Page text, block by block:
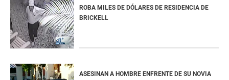
ROBA MILES DE DÓLARES DE RESIDENCIA DE
BRICKELL
ASESINAN A HOMBRE ENFRENTE DE SU NOVIA